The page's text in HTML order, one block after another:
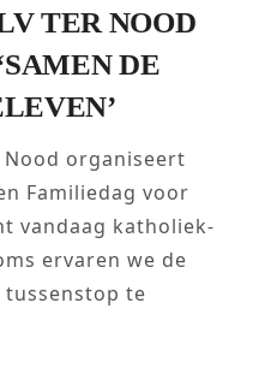
TER NOOD
DE
organiseert
Familiedag voor
vandaag katholiek-
ervaren we de
tussenstop te